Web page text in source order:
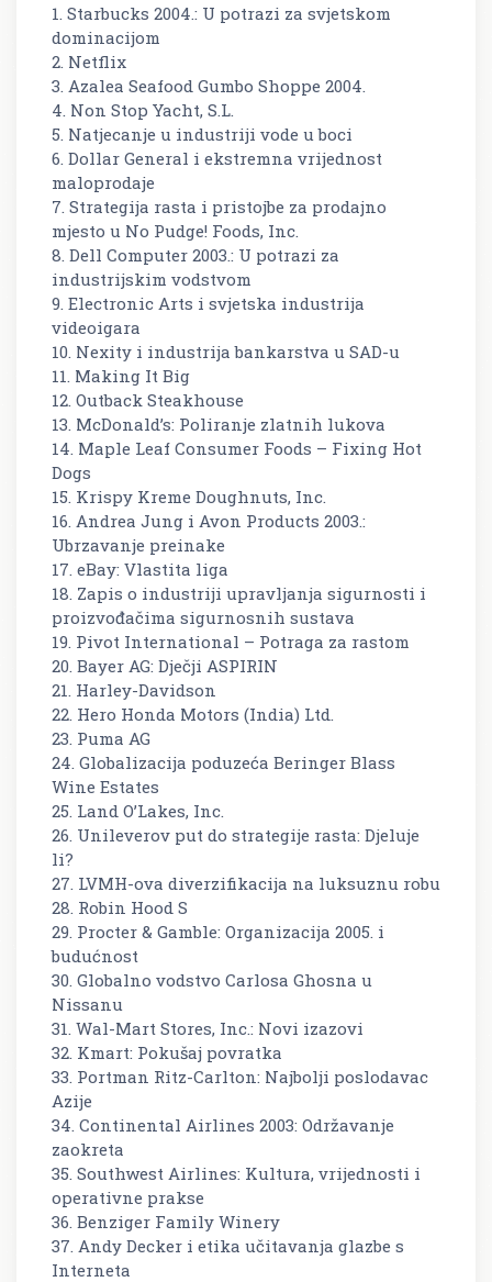
1. Starbucks 2004.: U potrazi za svjetskom
dominacijom
2. Netflix
3. Azalea Seafood Gumbo Shoppe 2004.
4. Non Stop Yacht, S.L.
5. Natjecanje u industriji vode u boci
6. Dollar General i ekstremna vrijednost
maloprodaje
7. Strategija rasta i pristojbe za prodajno
mjesto u No Pudge! Foods, Inc.
8. Dell Computer 2003.: U potrazi za
industrijskim vodstvom
9. Electronic Arts i svjetska industrija
videoigara
10. Nexity i industrija bankarstva u SAD-u
11. Making It Big
12. Outback Steakhouse
13. McDonald’s: Poliranje zlatnih lukova
14. Maple Leaf Consumer Foods – Fixing Hot
Dogs
15. Krispy Kreme Doughnuts, Inc.
16. Andrea Jung i Avon Products 2003.:
Ubrzavanje preinake
17. eBay: Vlastita liga
18. Zapis o industriji upravljanja sigurnosti i
proizvođačima sigurnosnih sustava
19. Pivot International – Potraga za rastom
20. Bayer AG: Dječji ASPIRIN
21. Harley-Davidson
22. Hero Honda Motors (India) Ltd.
23. Puma AG
24. Globalizacija poduzeća Beringer Blass
Wine Estates
25. Land O’Lakes, Inc.
26. Unileverov put do strategije rasta: Djeluje
li?
27. LVMH-ova diverzifikacija na luksuznu robu
28. Robin Hood S
29. Procter & Gamble: Organizacija 2005. i
budućnost
30. Globalno vodstvo Carlosa Ghosna u
Nissanu
31. Wal-Mart Stores, Inc.: Novi izazovi
32. Kmart: Pokušaj povratka
33. Portman Ritz-Carlton: Najbolji poslodavac
Azije
34. Continental Airlines 2003: Održavanje
zaokreta
35. Southwest Airlines: Kultura, vrijednosti i
operativne prakse
36. Benziger Family Winery
37. Andy Decker i etika učitavanja glazbe s
Interneta